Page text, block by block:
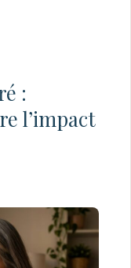
:
l’impact